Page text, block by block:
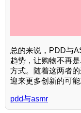
总的来说，PDD与
趋势，让购物不再
方式。随着这两者
迎来更多创新的可能
pdd与asmr